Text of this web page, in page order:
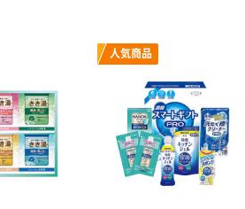
人気商品